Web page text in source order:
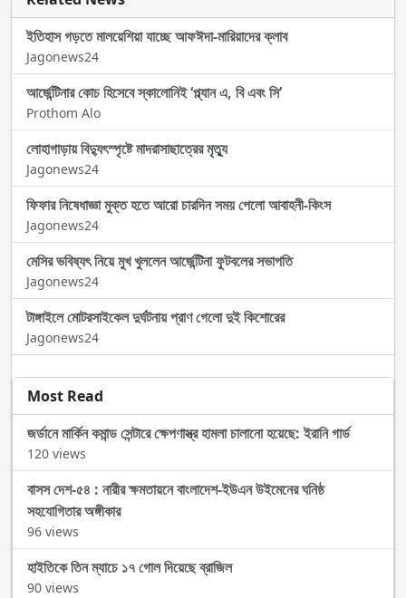
ইতিহাস গড়তে মালয়েশিয়া যাচ্ছে আফঈদা-মারিয়াদের ক্লাব
Jagonews24
আর্জেন্টিনার কোচ হিসেবে স্কালোনিই ‘প্ল্যান এ, বি এবং সি’
Prothom Alo
লোহাগাড়ায় বিদ্যুৎস্পৃষ্টে মাদরাসাছাত্রের মৃত্যু
Jagonews24
ফিফার নিষেধাজ্ঞা মুক্ত হতে আরো চারদিন সময় পেলো আবাহনী-কিংস
Jagonews24
মেসির ভবিষ্যৎ নিয়ে মুখ খুললেন আর্জেন্টিনা ফুটবলের সভাপতি
Jagonews24
টাঙ্গাইলে মোটরসাইকেল দুর্ঘটনায় প্রাণ গেলো দুই কিশোরের
Jagonews24
Most Read
জর্ডানে মার্কিন কমান্ড সেন্টারে ক্ষেপণাস্ত্র হামলা চালানো হয়েছে: ইরানি গার্ড
120 views
বাসস দেশ-৫৪ : নারীর ক্ষমতায়নে বাংলাদেশ-ইউএন উইমেনের ঘনিষ্ঠ
সহযোগিতার অঙ্গীকার
96 views
হাইতিকে তিন ম্যাচে ১৭ গোল দিয়েছে ব্রাজিল
90 views